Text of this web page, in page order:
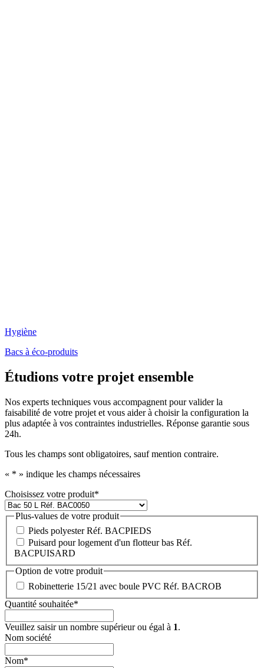
Hygiène
Bacs à éco-produits
Étudions votre projet ensemble
Nos experts techniques vous accompagnent pour valider la
faisabilité de votre projet et vous aider à choisir la configuration la
plus adaptée à vos contraintes industrielles. Réponse garantie sous
24h.
Tous les champs sont obligatoires, sauf mention contraire.
« * » indique les champs nécessaires
Choisissez votre produit*
Plus-values de votre produit
Pieds polyester Réf. BACPIEDS
Puisard pour logement d'un flotteur bas Réf.
BACPUISARD
Option de votre produit
Robinetterie 15/21 avec boule PVC Réf. BACROB
Quantité souhaitée*
Veuillez saisir un nombre supérieur ou égal à 1.
Nom société
Nom*